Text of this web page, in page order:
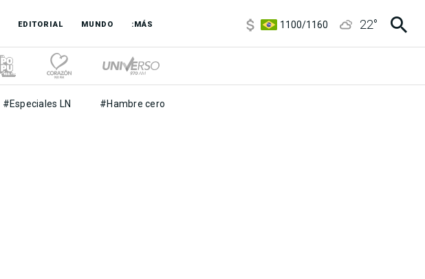
EDITORIAL MUNDO :MÁS
1100/1160
22°
#Especiales LN #Hambre cero